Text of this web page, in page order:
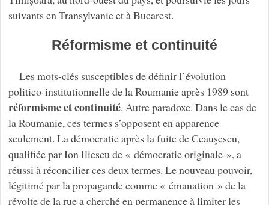
suivants en Transylvanie et à Bucarest.
Réformisme et continuité
Les mots-clés susceptibles de définir l’évolution
politico-institutionnelle de la Roumanie après 1989 sont
réformisme et continuité. Autre paradoxe. Dans le cas de
la Roumanie, ces termes s’opposent en apparence
seulement. La démocratie après la fuite de Ceauşescu,
qualifiée par Ion Iliescu de « démocratie originale », a
réussi à réconcilier ces deux termes. Le nouveau pouvoir,
légitimé par la propagande comme « émanation » de la
révolte de la rue a cherché en permanence à limiter les